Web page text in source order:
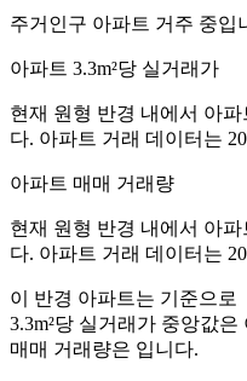
주거인구 아파트 거주 중입
아파트 3.3m²당 실거래가
현재 원형 반경 내에서 아
다. 아파트 거래 데이터는
아파트 매매 거래량
현재 원형 반경 내에서 아
다. 아파트 거래 데이터는
이 반경 아파트는 기준으로
3.3m²당 실거래가 중앙값은
매매 거래량은 입니다.